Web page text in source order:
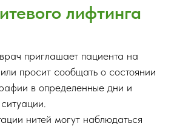
лифтинга
приглашает пациента на
просит сообщать о состоянии
в определенные дни и
нитей могут наблюдаться